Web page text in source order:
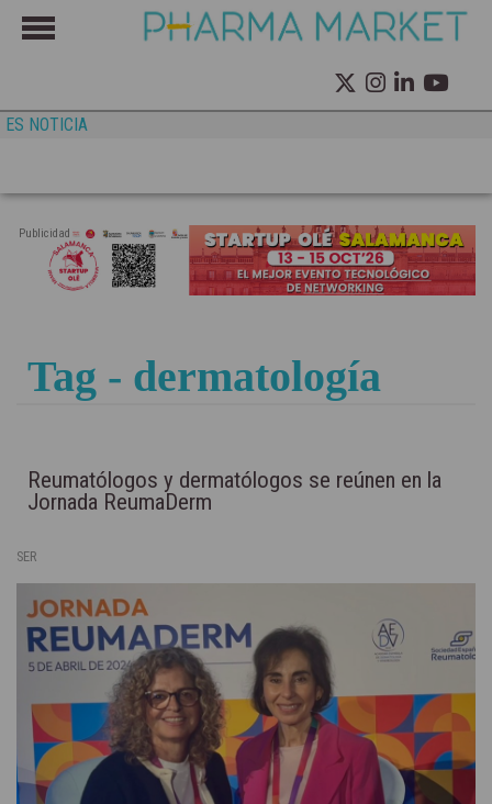
ES NOTICIA
Publicidad
Tag - dermatología
Reumatólogos y dermatólogos se reúnen en la
Jornada ReumaDerm
SER